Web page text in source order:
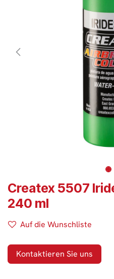
Createx 5507
240 ml
Auf die Wunschliste
Kontaktieren Sie uns